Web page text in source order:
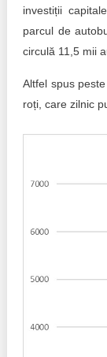
investiții
parcul de
circulă 11,5 mii
Altfel spus
roți, care zilnic